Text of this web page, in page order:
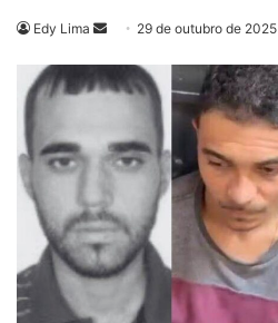
Edy Lima
Mande
e-
29 de outubro de 2025